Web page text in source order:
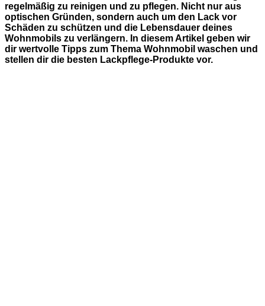
regelmäßig zu reinigen und zu pflegen. Nicht nur aus
optischen Gründen, sondern auch um den Lack vor
Schäden zu schützen und die Lebensdauer deines
Wohnmobils zu verlängern. In diesem Artikel geben wir
dir wertvolle Tipps zum Thema Wohnmobil waschen und
stellen dir die besten Lackpflege-Produkte vor.